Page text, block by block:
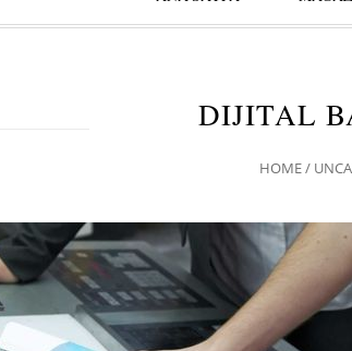
DIJITAL
HOME/